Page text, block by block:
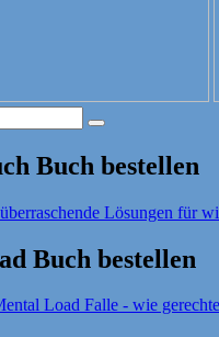
Suche
Buch bestellen
Buch bestellen